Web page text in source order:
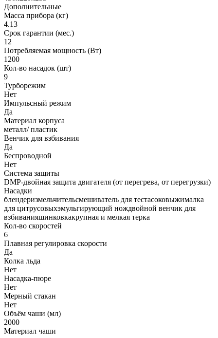
Дополнительные
Масса прибора (кг)
4.13
Срок гарантии (мес.)
12
Потребляемая мощность (Вт)
1200
Кол-во насадок (шт)
9
Турборежим
Нет
Импульсный режим
Да
Материал корпуса
металл/ пластик
Венчик для взбивания
Да
Беспроводной
Нет
Система защиты
DMP-двойная защита двигателя (от перегрева, от перегрузки)
Насадки
блендеризмельчительсмешиватель для тестасоковыжималка
для цитрусовыхэмульгирующий нождвойной венчик для
взбиванияшинковкакрупная и мелкая терка
Кол-во скоростей
6
Плавная регулировка скорости
Да
Колка льда
Нет
Насадка-пюре
Нет
Мерный стакан
Нет
Объём чаши (мл)
2000
Материал чаши